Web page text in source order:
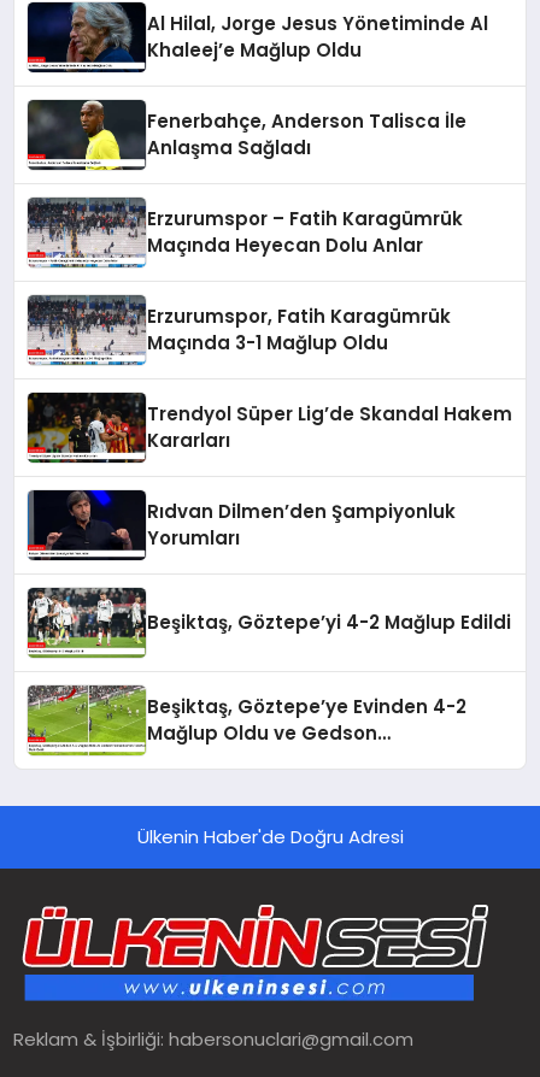
Al Hilal, Jorge Jesus Yönetiminde Al
Khaleej’e Mağlup Oldu
Fenerbahçe, Anderson Talisca İle
Anlaşma Sağladı
Erzurumspor – Fatih Karagümrük
Maçında Heyecan Dolu Anlar
Erzurumspor, Fatih Karagümrük
Maçında 3-1 Mağlup Oldu
Trendyol Süper Lig’de Skandal Hakem
Kararları
Rıdvan Dilmen’den Şampiyonluk
Yorumları
Beşiktaş, Göztepe’yi 4-2 Mağlup Edildi
Beşiktaş, Göztepe’ye Evinden 4-2
Mağlup Oldu ve Gedson
Ülkenin Haber'de Doğru Adresi
Reklam & İşbirliği:habersonuclari@gmail.com